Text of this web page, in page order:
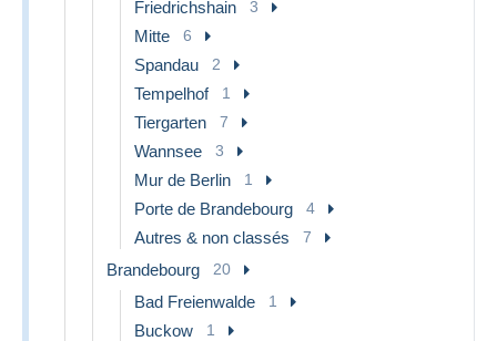
Friedrichshain 3
Mitte 6
Spandau 2
Tempelhof 1
Tiergarten 7
Wannsee 3
Mur de Berlin 1
Porte de Brandebourg 4
Autres & non classés 7
Brandebourg 20
Bad Freienwalde 1
Buckow 1